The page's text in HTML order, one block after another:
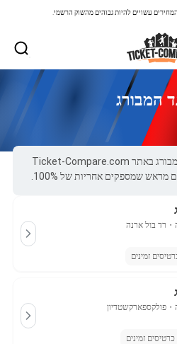
עשויים להיות גבוהים מהשוק הרשמי.
המבורג
כל הכרטיסים ללייפציג נגד המבורג באתר Ticket-Compare.com
שמספקים אחריות של 100%.
・ רד בול ארנה
・ פולקספארקשטדיון